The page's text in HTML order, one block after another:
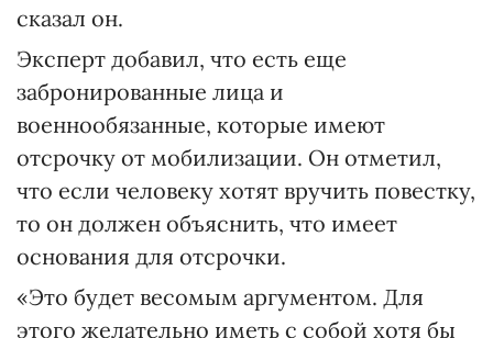
сказал он.
Эксперт добавил, что есть еще
забронированные лица и
военнообязанные, которые имеют
отсрочку от мобилизации. Он отметил,
что если человеку хотят вручить повестку,
то он должен объяснить, что имеет
основания для отсрочки.
«Это будет весомым аргументом. Для
этого желательно иметь с собой хотя бы